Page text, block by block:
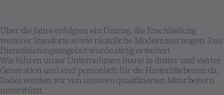
Über die Jahre erfolgten ein Umzug, die Erschließung
weiterer Standorte sowie räumliche Modernisierungen. Das
Dienstleistungsangebot wurde stetig erweitert.
Wir führen unser Unternehmen heute in dritter und vierter
Generation und sind persönlich für die Hinterbliebenen da.
Dabei werden wir von unseren qualifizierten Mitarbeitern
unterstützt.